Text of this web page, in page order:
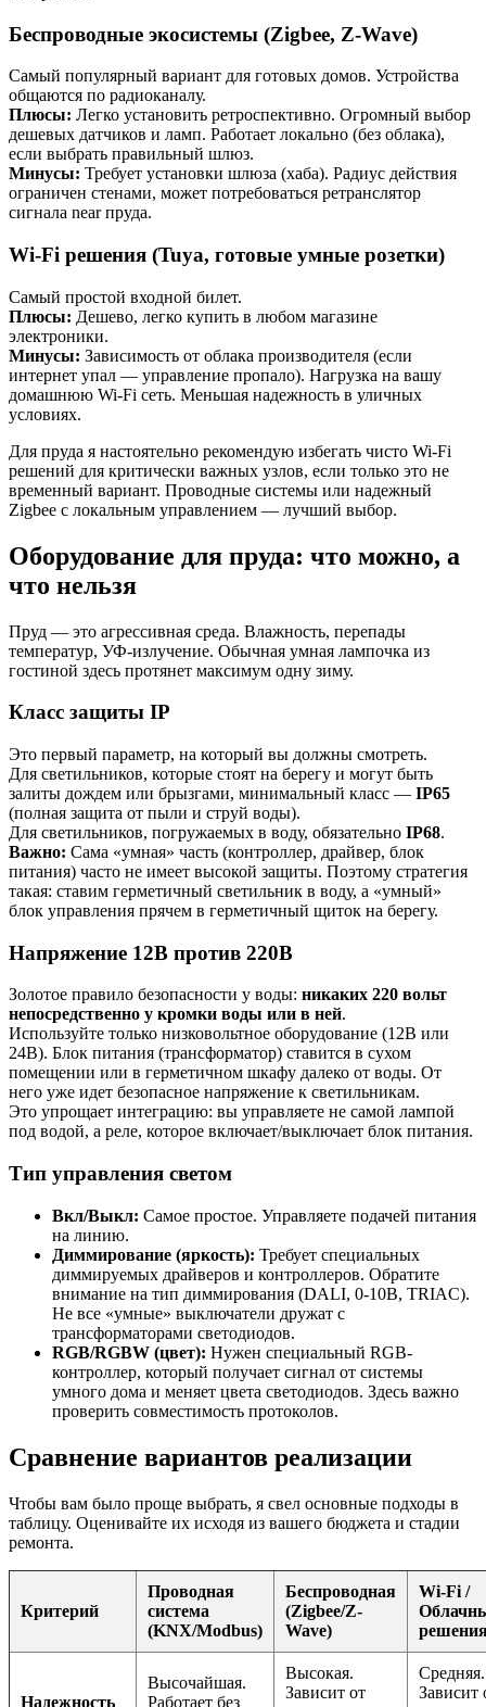
Беспроводные экосистемы (Zigbee, Z-Wave)
Самый популярный вариант для готовых домов. Устройства
общаются по радиоканалу.
Плюсы: Легко установить ретроспективно. Огромный выбор
дешевых датчиков и ламп. Работает локально (без облака),
если выбрать правильный шлюз.
Минусы: Требует установки шлюза (хаба). Радиус действия
ограничен стенами, может потребоваться ретранслятор
сигнала near пруда.
Wi-Fi решения (Tuya, готовые умные розетки)
Самый простой входной билет.
Плюсы: Дешево, легко купить в любом магазине
электроники.
Минусы: Зависимость от облака производителя (если
интернет упал — управление пропало). Нагрузка на вашу
домашнюю Wi-Fi сеть. Меньшая надежность в уличных
условиях.
Для пруда я настоятельно рекомендую избегать чисто Wi-Fi
решений для критически важных узлов, если только это не
временный вариант. Проводные системы или надежный
Zigbee с локальным управлением — лучший выбор.
Оборудование для пруда: что можно, а
что нельзя
Пруд — это агрессивная среда. Влажность, перепады
температур, УФ-излучение. Обычная умная лампочка из
гостиной здесь протянет максимум одну зиму.
Класс защиты IP
Это первый параметр, на который вы должны смотреть.
Для светильников, которые стоят на берегу и могут быть
залиты дождем или брызгами, минимальный класс — IP65
(полная защита от пыли и струй воды).
Для светильников, погружаемых в воду, обязательно IP68.
Важно: Сама «умная» часть (контроллер, драйвер, блок
питания) часто не имеет высокой защиты. Поэтому стратегия
такая: ставим герметичный светильник в воду, а «умный»
блок управления прячем в герметичный щиток на берегу.
Напряжение 12В против 220В
Золотое правило безопасности у воды: никаких 220 вольт
непосредственно у кромки воды или в ней.
Используйте только низковольтное оборудование (12В или
24В). Блок питания (трансформатор) ставится в сухом
помещении или в герметичном шкафу далеко от воды. От
него уже идет безопасное напряжение к светильникам.
Это упрощает интеграцию: вы управляете не самой лампой
под водой, а реле, которое включает/выключает блок питания.
Тип управления светом
Вкл/Выкл: Самое простое. Управляете подачей питания
на линию.
Диммирование (яркость): Требует специальных
диммируемых драйверов и контроллеров. Обратите
внимание на тип диммирования (DALI, 0-10В, TRIAC).
Не все «умные» выключатели дружат с
трансформаторами светодиодов.
RGB/RGBW (цвет): Нужен специальный RGB-
контроллер, который получает сигнал от системы
умного дома и меняет цвета светодиодов. Здесь важно
проверить совместимость протоколов.
Сравнение вариантов реализации
Чтобы вам было проще выбрать, я свел основные подходы в
таблицу. Оценивайте их исходя из вашего бюджета и стадии
ремонта.
Критерий
Проводная
система
(KNX/Modbus)
Беспроводная
(Zigbee/Z-
Wave)
Wi-Fi /
Надежность
Высочайшая.
Работает без
Высокая.
Зависит от
Средняя.
Зависит